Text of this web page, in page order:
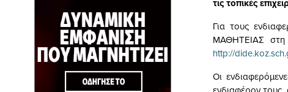
τις τοπικές
Για τους
ΜΑΘΗΤΕΙΑΣ στη
http://
Οι